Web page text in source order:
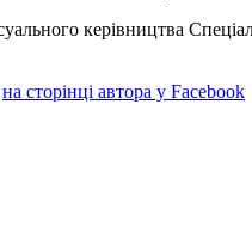
керівництва
на сторінці автора у Facebook